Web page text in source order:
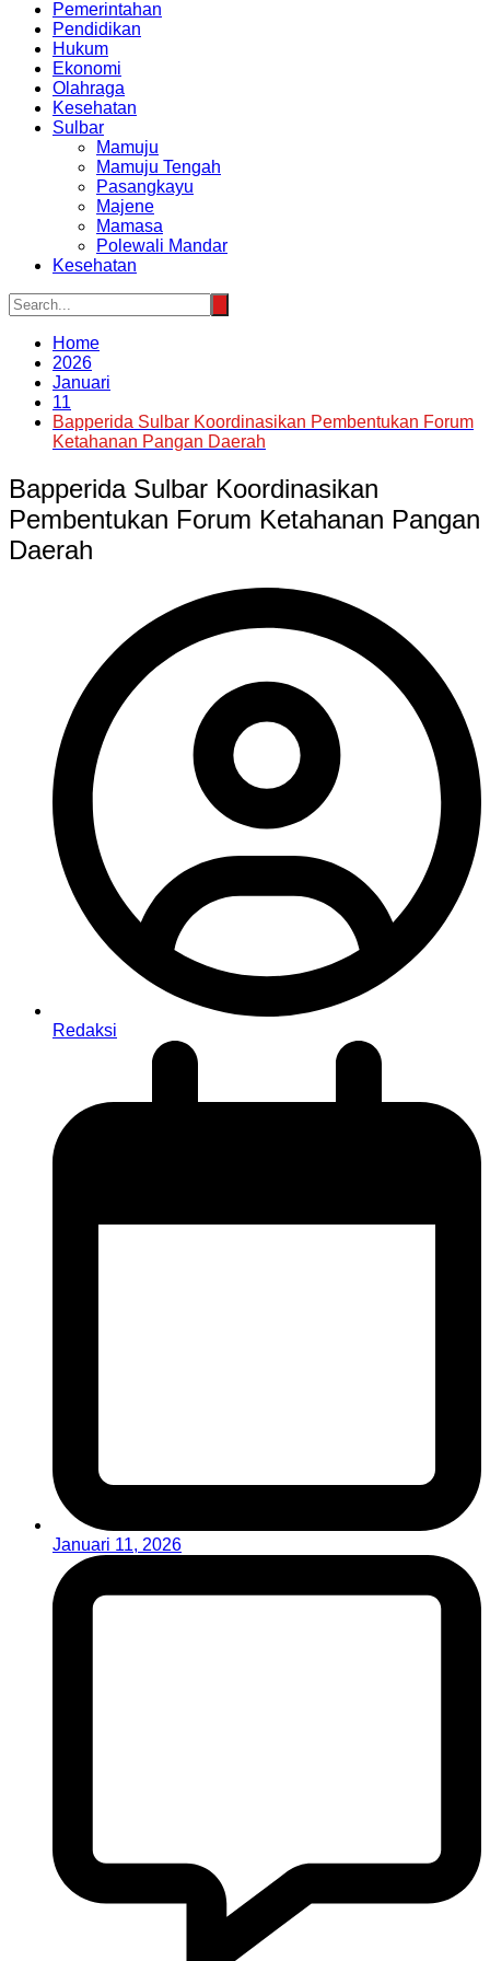
Pemerintahan
Pendidikan
Hukum
Ekonomi
Olahraga
Kesehatan
Sulbar
Mamuju
Mamuju Tengah
Pasangkayu
Majene
Mamasa
Polewali Mandar
Kesehatan
Home
2026
Januari
11
Bapperida Sulbar Koordinasikan Pembentukan Forum
Ketahanan Pangan Daerah
Bapperida Sulbar Koordinasikan
Pembentukan Forum Ketahanan Pangan
Daerah
Redaksi
Januari 11, 2026